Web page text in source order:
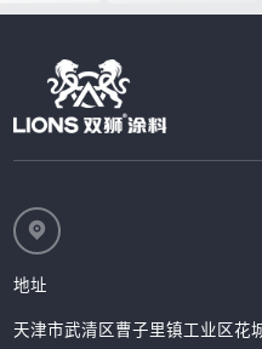
地址
天津市武清区曹子里镇工业区花